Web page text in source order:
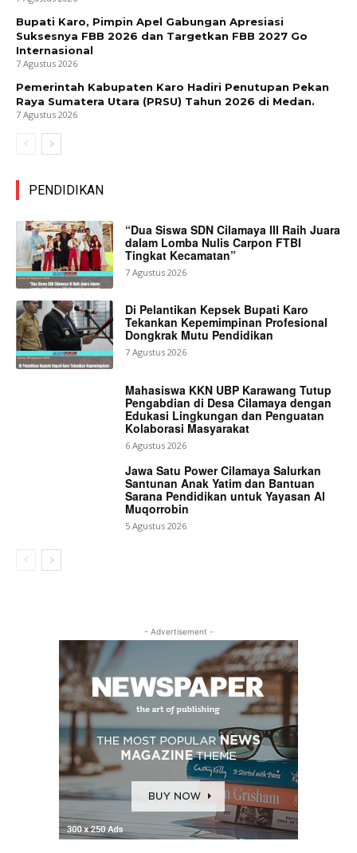
Bupati Karo, Pimpin Apel Gabungan Apresiasi
Suksesnya FBB 2026 dan Targetkan FBB 2027 Go
Internasional
7 Agustus 2026
Pemerintah Kabupaten Karo Hadiri Penutupan Pekan
Raya Sumatera Utara (PRSU) Tahun 2026 di Medan.
7 Agustus 2026
PENDIDIKAN
“Dua Siswa SDN Cilamaya III Raih Juara
dalam Lomba Nulis Carpon FTBI
Tingkat Kecamatan”
7 Agustus 2026
Di Pelantikan Kepsek Bupati Karo
Tekankan Kepemimpinan Profesional
Dongkrak Mutu Pendidikan
7 Agustus 2026
Mahasiswa KKN UBP Karawang Tutup
Pengabdian di Desa Cilamaya dengan
Edukasi Lingkungan dan Penguatan
Kolaborasi Masyarakat
6 Agustus 2026
Jawa Satu Power Cilamaya Salurkan
Santunan Anak Yatim dan Bantuan
Sarana Pendidikan untuk Yayasan Al
Muqorrobin
5 Agustus 2026
- Advertisement -